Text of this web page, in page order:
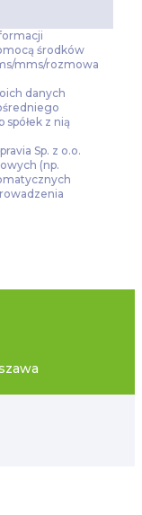
dotyczące plików
Serwisie tylko w
wybory”.
środków
mms/rozmowa
danych
spółek z nią
Sp. z o.o.
(np.